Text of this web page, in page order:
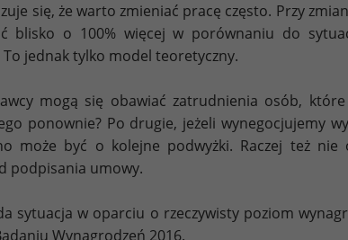
się, że warto zmieniać pracę często. Przy
blisko o 100% więcej w porównaniu do
jednak tylko model teoretyczny.
mogą się obawiać zatrudnienia osób,
ponownie? Po drugie, jeżeli wynegocjujemy
może być o kolejne podwyżki. Raczej też nie
podpisania umowy.
sytuacja w oparciu o rzeczywisty poziom
Wynagrodzeń 2016.